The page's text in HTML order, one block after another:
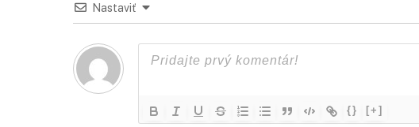
Nastaviť
{} [+]